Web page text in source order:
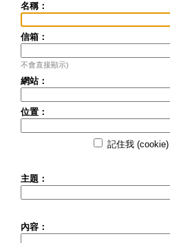
名稱：
信箱：
不會直接顯示)
網站：
位置：
記住我 (cookie)
主題：
內容：